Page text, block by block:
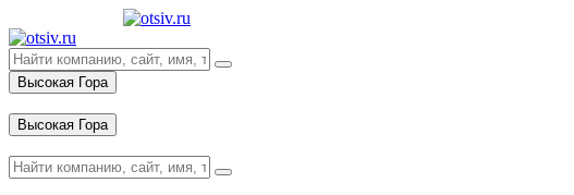
Высокая Гора
Высокая Гора